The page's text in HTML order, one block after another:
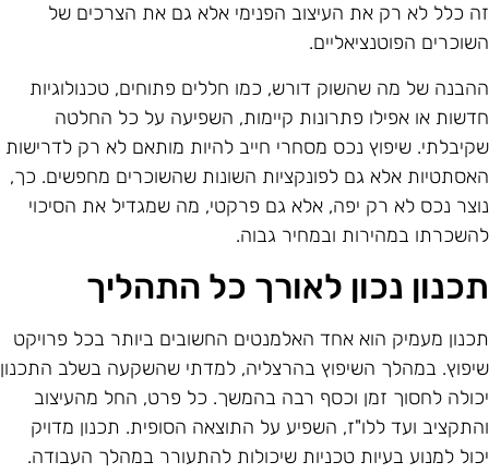
כלל לא רק את העיצוב הפנימי אלא גם את הצרכים של
הפוטנציאליים.
של מה שהשוק דורש, כמו חללים פתוחים, טכנולוגיות
או אפילו פתרונות קיימות, השפיעה על כל החלטה
שיפוץ נכס מסחרי חייב להיות מותאם לא רק לדרישות
אלא גם לפונקציות השונות שהשוכרים מחפשים. כך,
נכס לא רק יפה, אלא גם פרקטי, מה שמגדיל את הסיכוי
במהירות ובמחיר גבוה.
נכון לאורך כל התהליך
מעמיק הוא אחד האלמנטים החשובים ביותר בכל פרויקט
במהלך השיפוץ בהרצליה, למדתי שהשקעה בשלב התכנון
לחסוך זמן וכסף רבה בהמשך. כל פרט, החל מהעיצוב
ועד ללו"ז, השפיע על התוצאה הסופית. תכנון מדויק
למנוע בעיות טכניות שיכולות להתעורר במהלך העבודה.